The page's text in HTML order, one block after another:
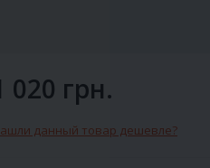
020 грн.
данный товар дешевле?